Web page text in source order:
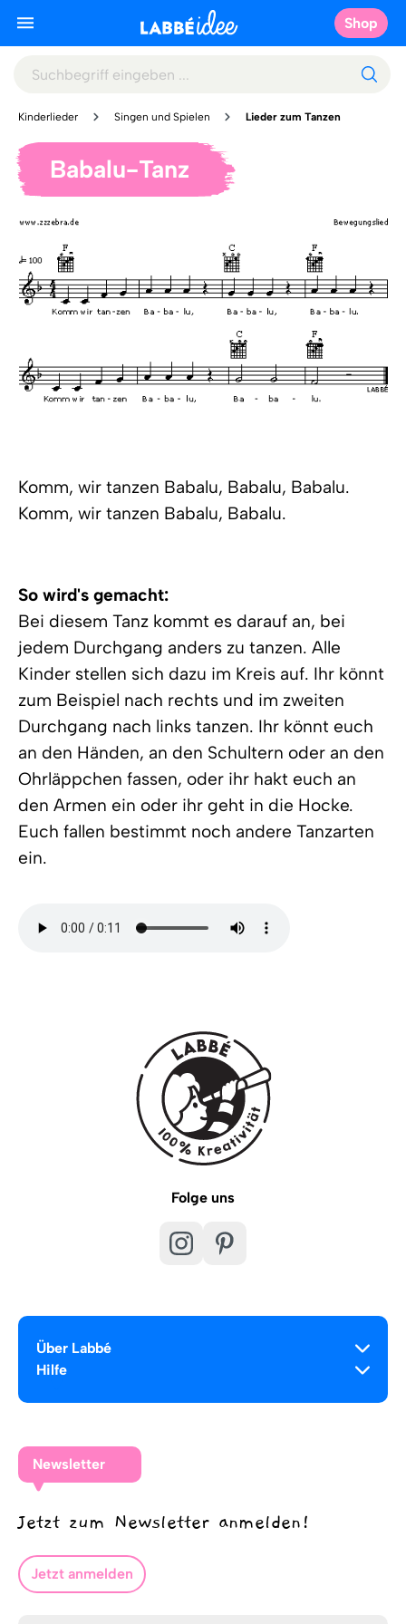
Shop
Kinderlieder Singen und Spielen Lieder zum Tanzen
Babalu-Tanz
Komm, wir tanzen Babalu, Babalu, Babalu.
Komm, wir tanzen Babalu, Babalu.
So wird's gemacht:
Bei diesem Tanz kommt es darauf an, bei
jedem Durchgang anders zu tanzen. Alle
Kinder stellen sich dazu im Kreis auf. Ihr könnt
zum Beispiel nach rechts und im zweiten
Durchgang nach links tanzen. Ihr könnt euch
an den Händen, an den Schultern oder an den
Ohrläppchen fassen, oder ihr hakt euch an
den Armen ein oder ihr geht in die Hocke.
Euch fallen bestimmt noch andere Tanzarten
ein.
Folge uns
Über Labbé
Hilfe
Newsletter
Jetzt zum Newsletter anmelden!
Jetzt anmelden